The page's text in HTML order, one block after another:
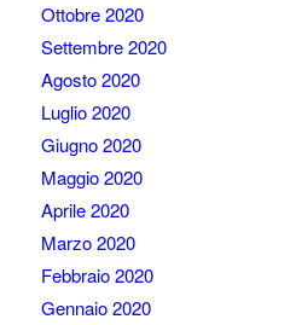
Ottobre 2020
Settembre 2020
Agosto 2020
Luglio 2020
Giugno 2020
Maggio 2020
Aprile 2020
Marzo 2020
Febbraio 2020
Gennaio 2020